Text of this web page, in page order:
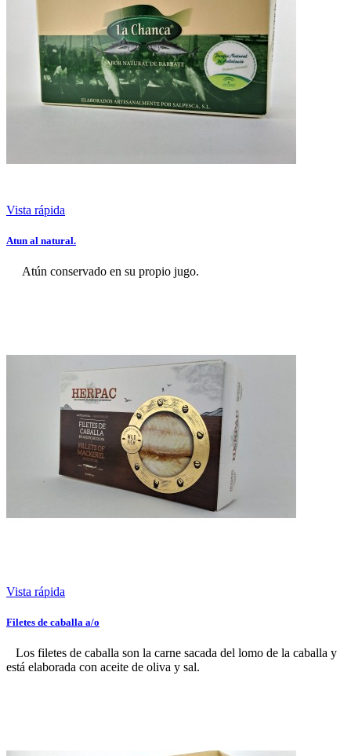
Vista rápida
Atun al natural.
Atún conservado en su propio jugo.
Vista rápida
Filetes de caballa a/o
Los filetes de caballa son la carne sacada del lomo de la caballa y
está elaborada con aceite de oliva y sal.